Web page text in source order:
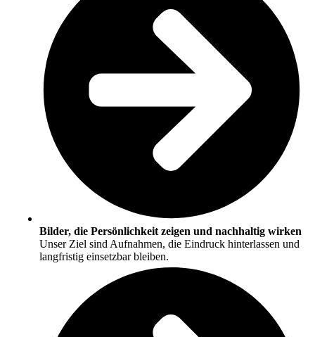
Bilder, die Persönlichkeit zeigen und nachhaltig wirken
Unser Ziel sind Aufnahmen, die Eindruck hinterlassen und
langfristig einsetzbar bleiben.